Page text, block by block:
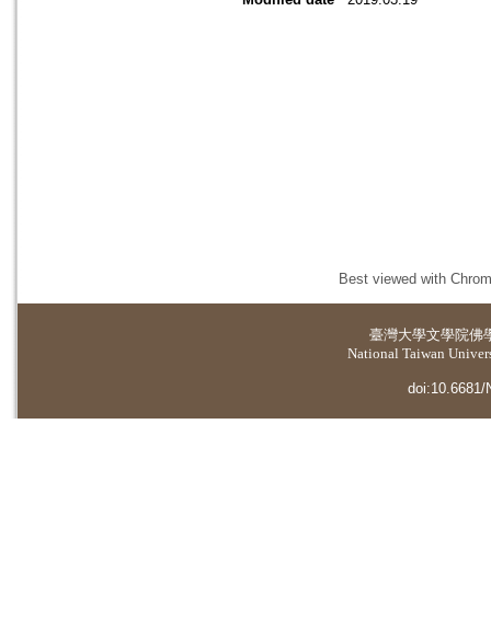
Best viewed with
臺灣大學文學院佛
National Taiwan
doi:10.6681/